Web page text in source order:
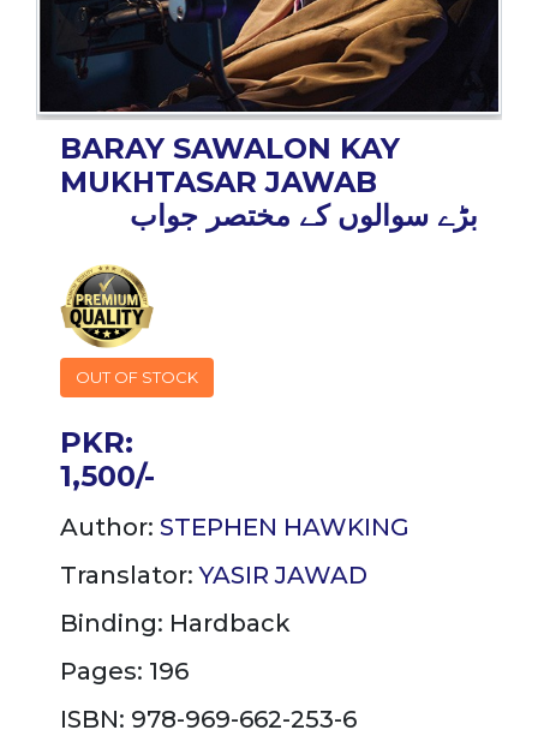
BARAY SAWALON KAY
MUKHTASAR JAWAB
بڑے سوالوں کے مختصر جواب
OUT OF STOCK
PKR:
1,500/-
Author: STEPHEN HAWKING
Translator:YASIR JAWAD
Binding: Hardback
Pages: 196
ISBN: 978-969-662-253-6